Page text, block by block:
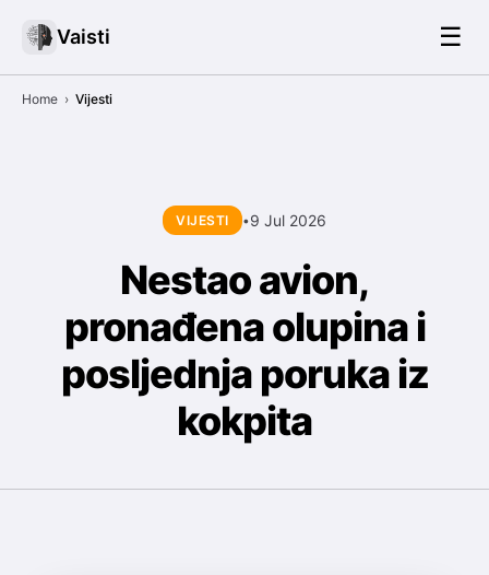
Vaisti ☰
Home › Vijesti
VIJESTI •9 Jul 2026
Nestao avion,
pronađena olupina i
posljednja poruka iz
kokpita